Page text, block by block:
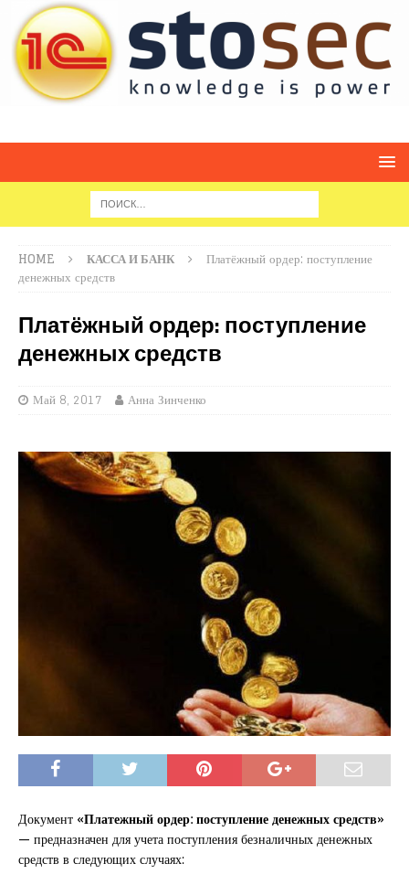
HOME КАССА И БАНК
Платёжный ордер: поступление
денежных средств
Платёжный ордер: поступление
денежных средств
Май 8, 2017 Анна Зинченко
Документ «Платежный ордер: поступление денежных средств»
— предназначен для учета поступления безналичных денежных
средств в следующих случаях: